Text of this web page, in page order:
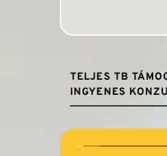
TELJES TB
INGYENES